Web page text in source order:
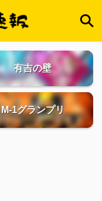
有吉の壁
M-1グランプリ